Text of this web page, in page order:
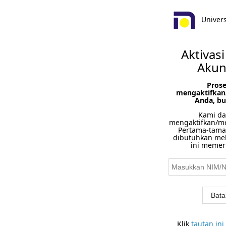
Anda,
Kami
mengaktifkan/
Pertama-
dibutuhkan
ini
Kliktautan ini